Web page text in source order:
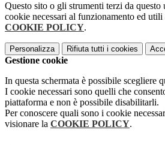
Questo sito o gli strumenti terzi da
cookie necessari al funzionamento ed
COOKIE POLICY.
Personalizza Rifiuta tutti i cookies
Gestione cookie
In questa schermata è possibile scegliere
I cookie necessari sono quelli che
piattaforma e non è possibile disabilitarli.
Per conoscere quali sono i cookie
visionare la COOKIE POLICY.